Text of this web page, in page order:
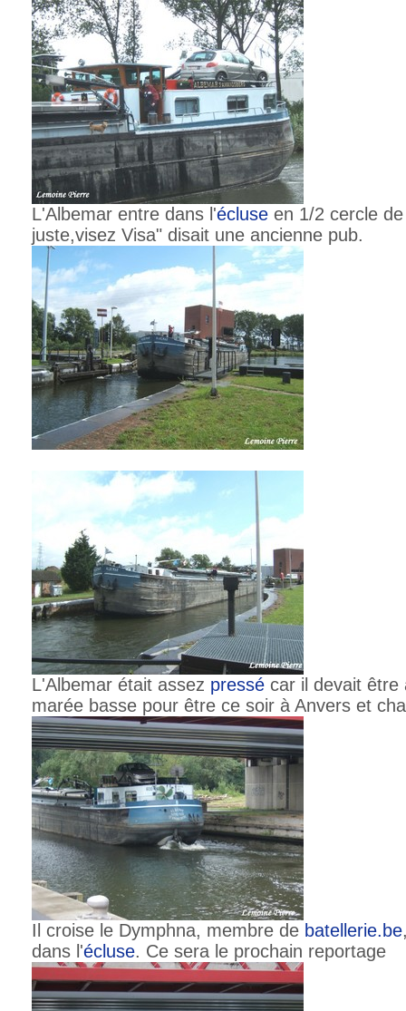
L'Albemar entre dans l'écluse en 1/2 cercle
juste,visez Visa" disait une ancienne pub.
L'Albemar était assez pressé car il devait être
marée basse pour être ce soir à Anvers et
Il croise le Dymphna, membre de batellerie.be
dans l'écluse. Ce sera le prochain reportage